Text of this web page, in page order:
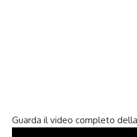
Guarda il video completo